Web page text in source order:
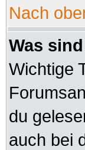
Nach
Was
Wichtige
du
auch bei